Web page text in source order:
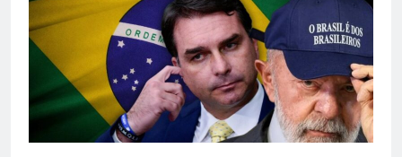
primária em relatório do
Departamento de Estado
5 Dias Ago
Streaming em julho: os
10 filmes mais
comentados do mês
5 Dias Ago